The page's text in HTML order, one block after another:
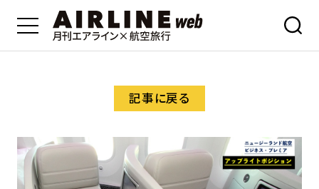
記事に戻る